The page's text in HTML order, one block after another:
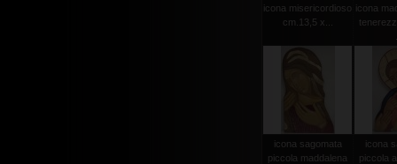
icona misericordioso
cm.13,5 x...
icona
icona sagomata
piccola maddalena
icona
piccola